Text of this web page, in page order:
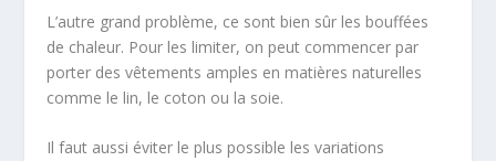
L’autre grand problème, ce sont bien sûr les bouffées
de chaleur. Pour les limiter, on peut commencer par
porter des vêtements amples en matières naturelles
comme le lin, le coton ou la soie.
Il faut aussi éviter le plus possible les variations